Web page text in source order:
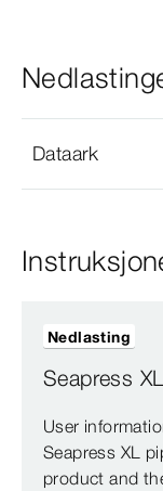
Dataark
Seapress XL
User
Seapress XL
product and
Nedlasting